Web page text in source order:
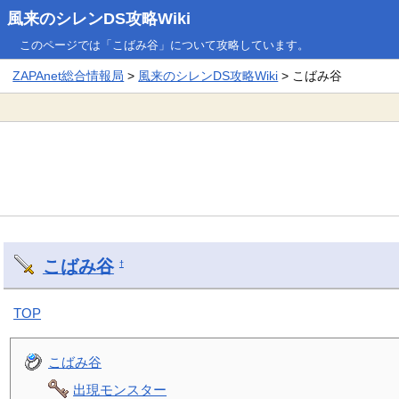
風来のシレンDS攻略Wiki
このページでは「こばみ谷」について攻略しています。
ZAPAnet総合情報局 > 風来のシレンDS攻略Wiki > こばみ谷
こばみ谷 †
TOP
こばみ谷
出現モンスター